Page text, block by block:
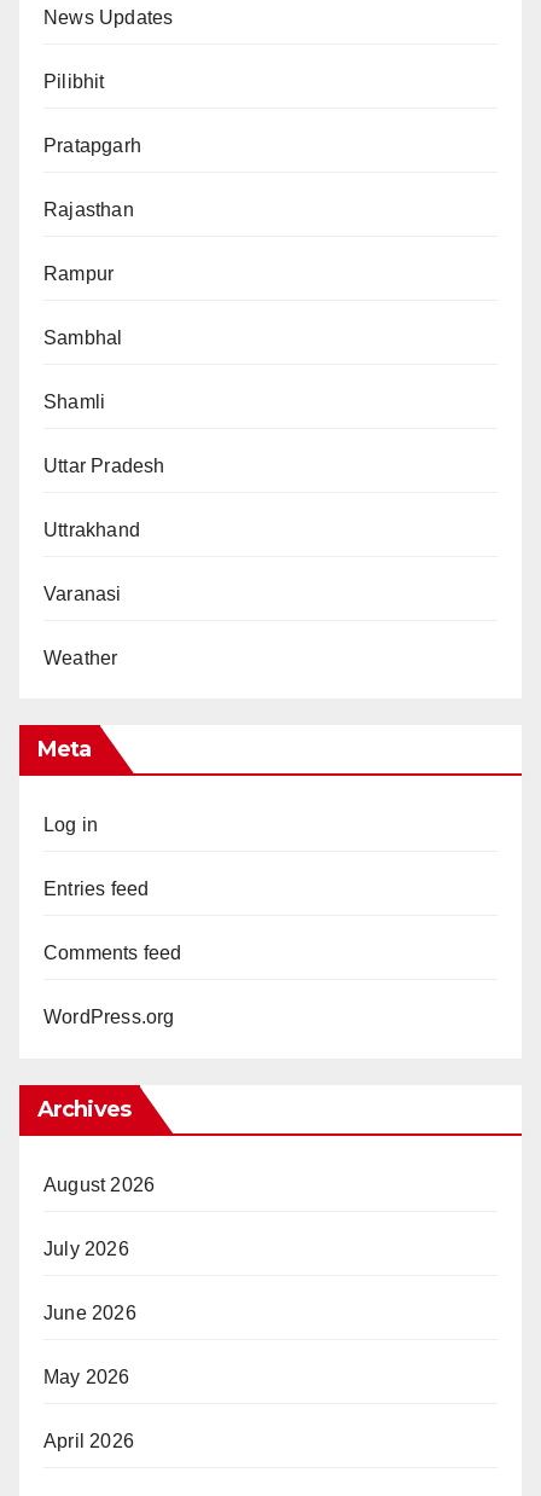
News Updates
Pilibhit
Pratapgarh
Rajasthan
Rampur
Sambhal
Shamli
Uttar Pradesh
Uttrakhand
Varanasi
Weather
Meta
Log in
Entries feed
Comments feed
WordPress.org
Archives
August 2026
July 2026
June 2026
May 2026
April 2026